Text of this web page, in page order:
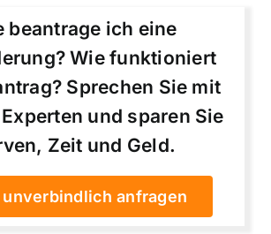
beantrage ich eine
Wie funktioniert
Sprechen Sie mit
und sparen Sie
Zeit und Geld.
anfragen